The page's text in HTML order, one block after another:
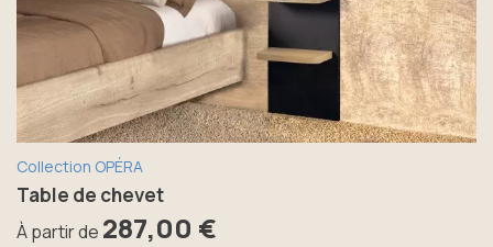
Collection OPÉRA
Table de chevet
À partir de 287,00 €